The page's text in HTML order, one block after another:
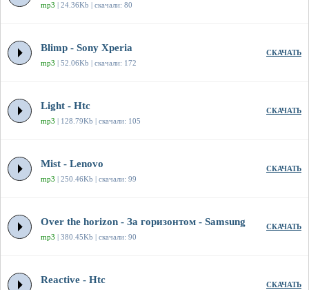
mp3 | 24.36Kb | скачали: 80
Blimp - Sony Xperia
mp3 | 52.06Kb | скачали: 172
СКАЧАТЬ
Light - Htc
mp3 | 128.79Kb | скачали: 105
СКАЧАТЬ
Mist - Lenovo
mp3 | 250.46Kb | скачали: 99
СКАЧАТЬ
Over the horizon - За горизонтом - Samsung
mp3 | 380.45Kb | скачали: 90
СКАЧАТЬ
Reactive - Htc СКАЧАТЬ